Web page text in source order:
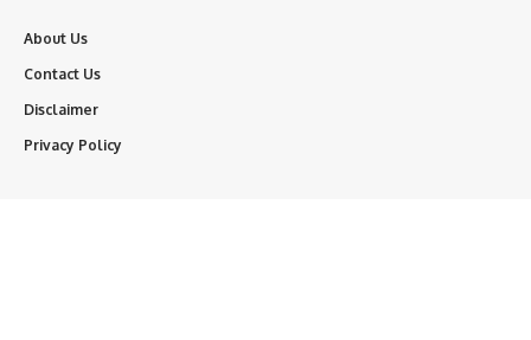
About Us
Contact Us
Disclaimer
Privacy Policy